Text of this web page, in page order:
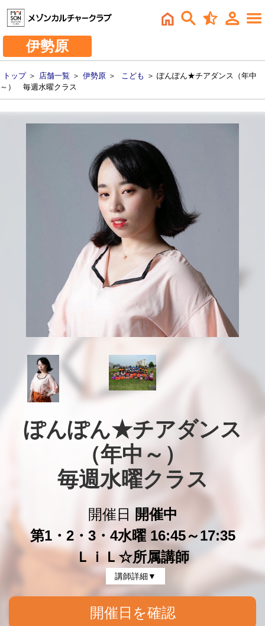
伊勢原
トップ＞ 店舗一覧 ＞ 伊勢原 ＞ こども ＞ ぽんぽん★チアダンス（年中
～） 毎週水曜クラス
ぽんぽん★チアダンス
（年中～）
毎週水曜クラス
開催日
開催中
第1・2・3・4水曜 16:45～17:35
ＬｉＬ☆所属講師
講師詳細▼
開催日を確認